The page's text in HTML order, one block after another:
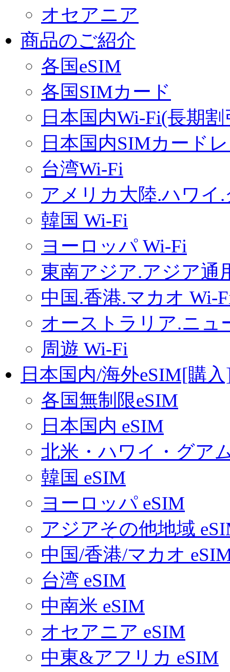
オセアニア
商品のご紹介
各国eSIM
各国SIMカード
日本国内Wi-Fi(長期
日本国内SIMカード
台湾Wi-Fi
アメリカ大陸.ハワイ
韓国 Wi-Fi
ヨーロッパ Wi-Fi
東南アジア.アジア通
中国.香港.マカオ Wi-
オーストラリア.ニュ
周遊 Wi-Fi
日本国内/海外eSIM[購
各国無制限eSIM
日本国内 eSIM
北米・ハワイ・グア
韓国 eSIM
ヨーロッパ eSIM
アジアその他地域
中国/香港/マカオ
台湾 eSIM
中南米 eSIM
オセアニア eSIM
中東&アフリカ eSIM